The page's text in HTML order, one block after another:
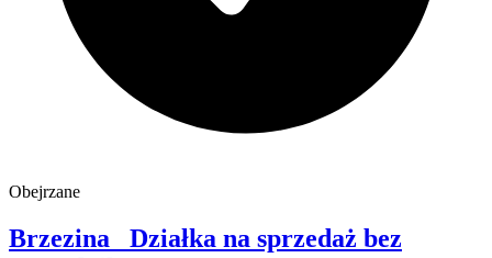
Obejrzane
Brzezina Działka na sprzedaż bez